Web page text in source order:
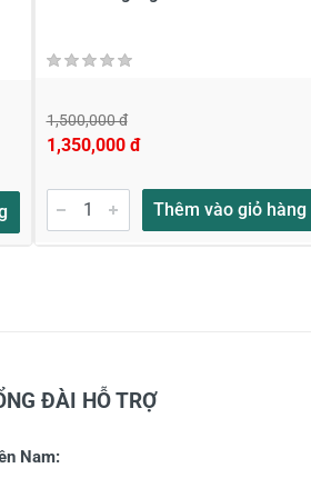
1,500,000 đ
1,350,000 đ
Thêm vào giỏ hàng
ĐÀI HỖ TRỢ
Nam: